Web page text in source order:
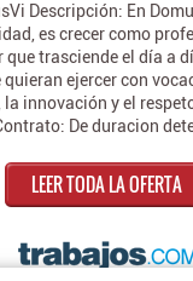
Descripción: En
es crecer como
que trasciende el día a
ejercer con
innovación y el
De duracion
LEER TODA LA OFERTA